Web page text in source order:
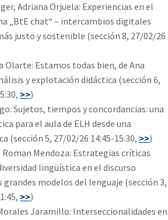
Adriana Orjuela: Experiencias en el
„BtE chat“ – intercambios digitales
justo y sostenible (sección 8, 27/02/26
Olarte: Estamos todas bien, de Ana
y explotación didáctica (sección 6,
>>)
Sujetos, tiempos y concordancias: una
para el aula de ELH desde una
(sección 5, 27/02/26 14:45-15:30, >>)
Roman Mendoza: Estrategias críticas
lingüística en el discurso
modelos del lenguaje (sección 3,
>>)
Jaramillo: Interseccionalidades en